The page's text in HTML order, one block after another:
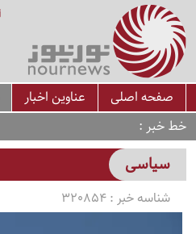
صفحه اصلی عناوین اخبار
خط خبر
سیاسی
شناسه خبر :320854